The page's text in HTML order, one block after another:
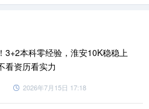
安全人才的招聘。毕业生可以进
业单位，从事网络安全风险评
等工作。
3+2本科零经验，淮安10K稳稳上
看资历看实力
2026年7月15日 17:18